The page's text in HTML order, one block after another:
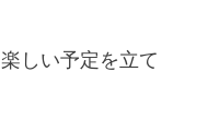
しい予定を立て